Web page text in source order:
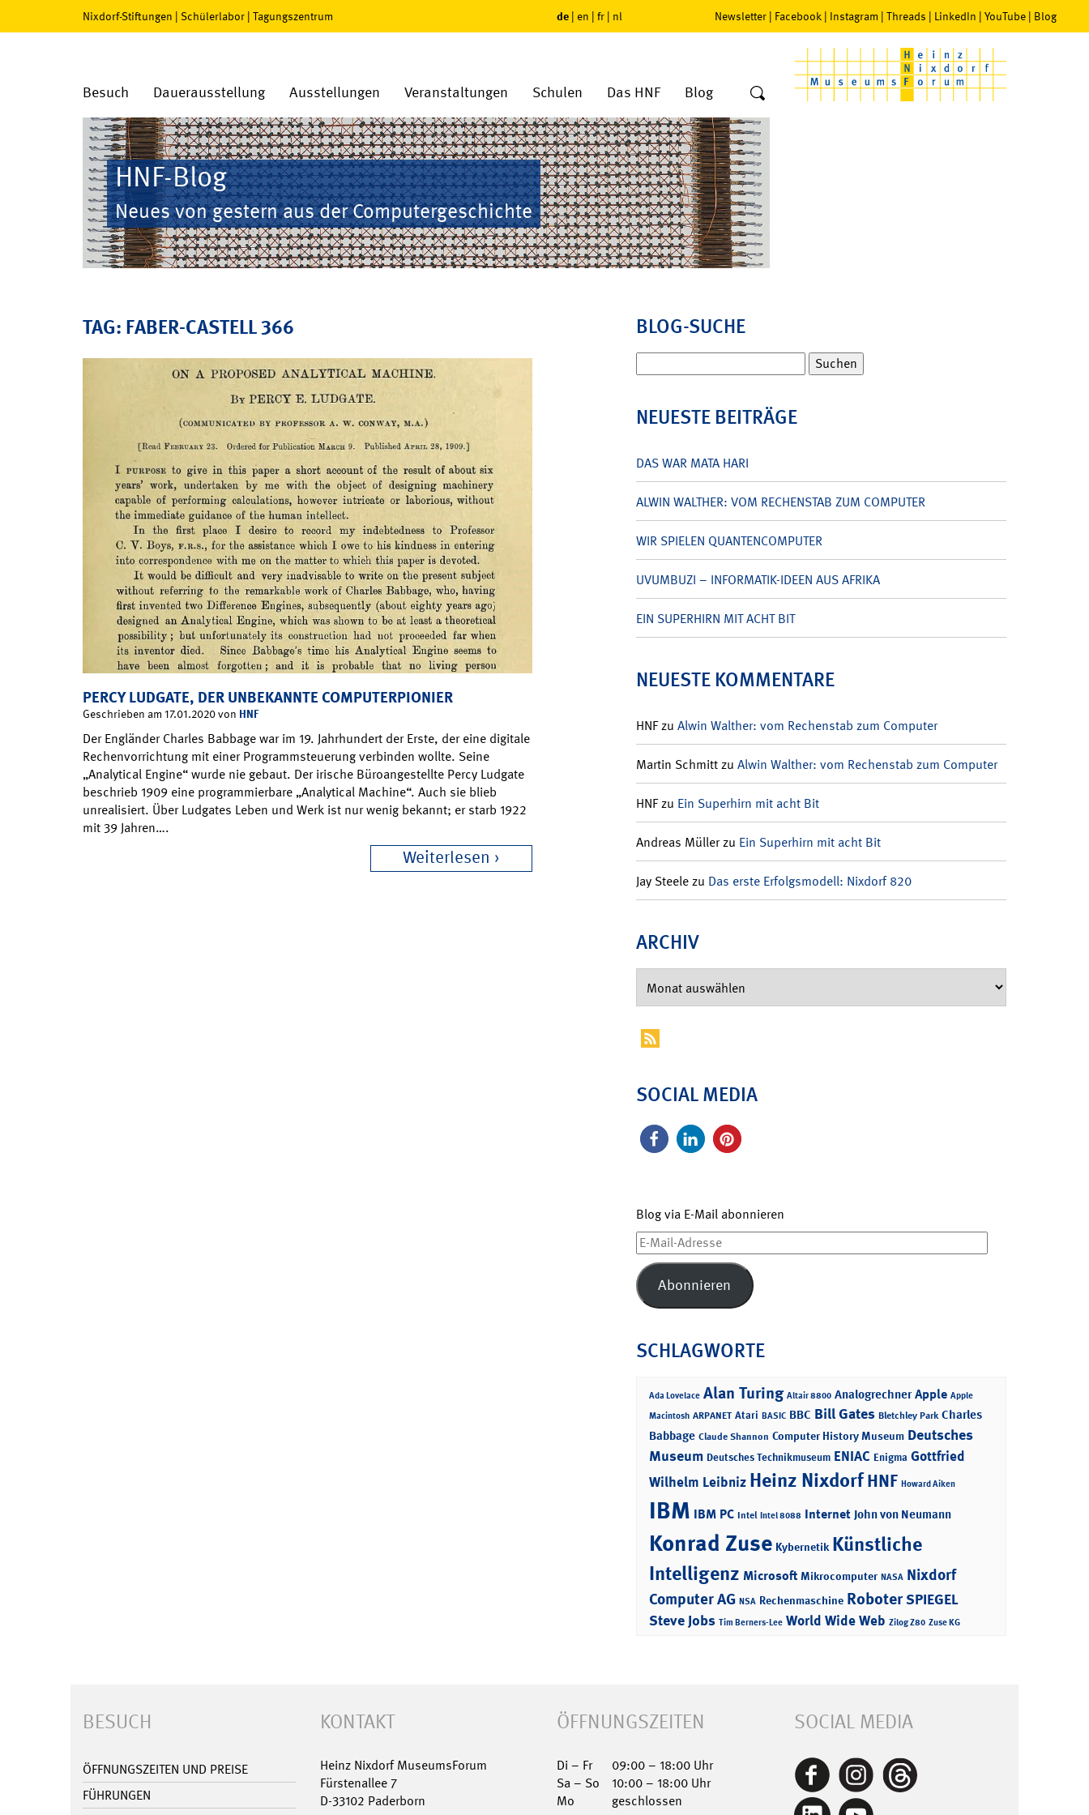
Nixdorf-Stiftungen | Schülerlabor | Tagungszentrum de | en | fr | nl Newsletter | Facebook | Instagram | Threads | LinkedIn | YouTube | Blog
Besuch Dauerausstellung Ausstellungen Veranstaltungen Schulen Das HNF Blog
HNF-Blog
Neues von gestern aus der Computergeschichte
TAG: FABER-CASTELL 366
PERCY LUDGATE, DER UNBEKANNTE COMPUTERPIONIER
Geschrieben am 17.01.2020 von HNF
Der Engländer Charles Babbage war im 19. Jahrhundert der Erste, der eine digitale
Rechenvorrichtung mit einer Programmsteuerung verbinden wollte. Seine
„Analytical Engine“ wurde nie gebaut. Der irische Büroangestellte Percy Ludgate
beschrieb 1909 eine programmierbare „Analytical Machine“. Auch sie blieb
unrealisiert. Über Ludgates Leben und Werk ist nur wenig bekannt; er starb 1922
mit 39 Jahren….
Weiterlesen
BLOG-SUCHE
nach:
NEUESTE BEITRÄGE
DAS WAR MATA HARI
ALWIN WALTHER: VOM RECHENSTAB ZUM COMPUTER
WIR SPIELEN QUANTENCOMPUTER
UVUMBUZI – INFORMATIK-IDEEN AUS AFRIKA
EIN SUPERHIRN MIT ACHT BIT
NEUESTE KOMMENTARE
HNFzu Alwin Walther: vom Rechenstab zum Computer
Martin Schmittzu Alwin Walther: vom Rechenstab zum Computer
HNFzu Ein Superhirn mit acht Bit
Andreas Müllerzu Ein Superhirn mit acht Bit
Jay Steelezu Das erste Erfolgsmodell: Nixdorf 820
ARCHIV
SOCIAL MEDIA
Blog via E-Mail abonnieren
E-
Mail-
Adresse
Abonnieren
SCHLAGWORTE
Ada Lovelace Alan Turing Altair 8800 Analogrechner Apple Apple
Macintosh ARPANET Atari BASIC BBC Bill Gates Bletchley Park Charles
Babbage Claude Shannon Computer History Museum Deutsches
Museum Deutsches Technikmuseum ENIAC Enigma Gottfried
Wilhelm Leibniz Heinz NixdorfHNF Howard Aiken
IBM IBM PC Intel Intel 8088 Internet John von Neumann
Konrad Zuse Kybernetik Künstliche
Intelligenz Microsoft Mikrocomputer NASA Nixdorf
Computer AG NSA Rechenmaschine RoboterSPIEGEL
Steve Jobs Tim Berners-Lee World Wide Web Zilog Z80 Zuse KG
BESUCH
ÖFFNUNGSZEITEN UND PREISE
FÜHRUNGEN
KONTAKT
Heinz Nixdorf MuseumsForum
Fürstenallee 7
D-33102 Paderborn
ÖFFNUNGSZEITEN
Di – Fr
09:00 – 18:00 Uhr
Sa – So
10:00 – 18:00 Uhr
Mo
geschlossen
SOCIAL MEDIA